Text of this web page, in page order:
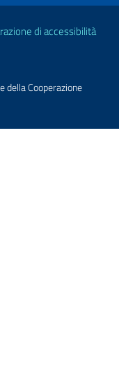
di accessibilità
Cooperazione